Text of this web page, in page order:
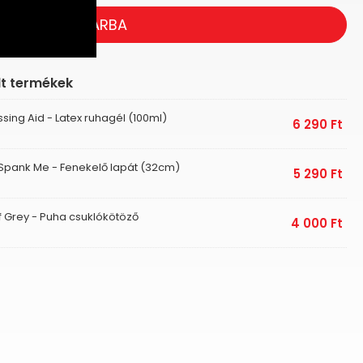
KOSÁRBA
termékek
Aid - Latex ruhagél (100ml) 6 290 Ft
Me - Fenekelő lapát (32cm) 5 290 Ft
Grey - Puha csuklókötöző 4 000 Ft